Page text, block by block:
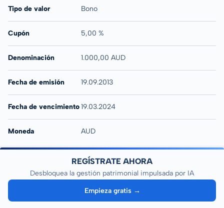
Tipo de valor Bono
Cupón 5,00 %
Denominación 1.000,00 AUD
Fecha de emisión 19.09.2013
Fecha de vencimiento19.03.2024
Moneda AUD
REGÍSTRATE AHORA
Desbloquea la gestión patrimonial impulsada por IA
Empieza gratis →